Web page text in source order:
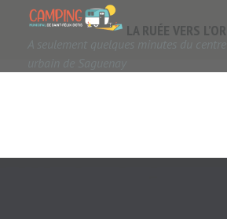
A seulement quelques minutes du centre
urbain de Saguenay
LA RUÉE VERS L’OR